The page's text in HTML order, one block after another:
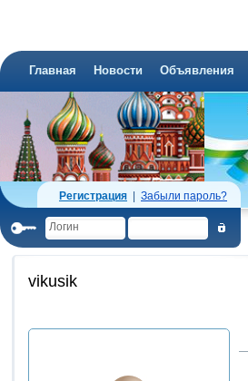
Главная Новости Объявления
Регистрация Забыли пароль?
vikusik